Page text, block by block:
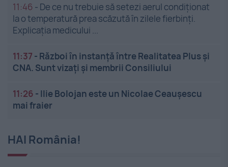
11:46 - De ce nu trebuie să setezi aerul condiționat
la o temperatură prea scăzută în zilele fierbinți.
Explicația medicului ...
11:37 - Război în instanță între Realitatea Plus și
CNA. Sunt vizați și membrii Consiliului
11:26 - Ilie Bolojan este un Nicolae Ceaușescu
mai fraier
HAI România!